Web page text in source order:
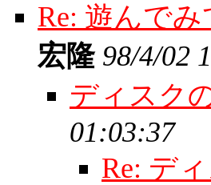
Re: 遊んで
宏隆 98/4/02
ディスク
01:03:37
Re: デ